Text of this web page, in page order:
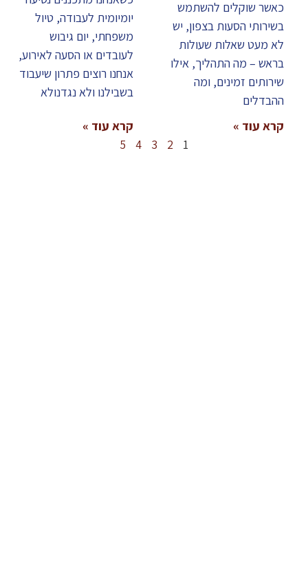
כאשר שוקלים להשתמש
בשירותי הסעות בצפון, יש
לא מעט שאלות שעולות
בראש – מה התהליך, אילו
שירותים זמינים, ומה
ההבדלים
קרא עוד »
יומיומית לעבודה, טיול
משפחתי, יום גיבוש
לעובדים או הסעה לאירוע,
אנחנו רוצים פתרון שיעבוד
בשבילנו ולא נגדנולא
קרא עוד »
1
2
3
4
5